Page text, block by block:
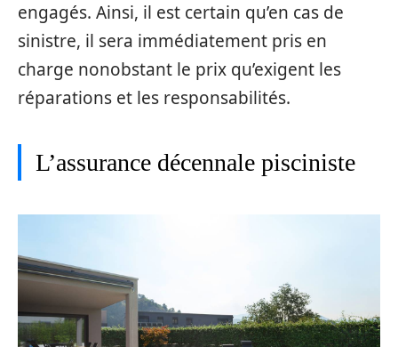
engagés. Ainsi, il est certain qu’en cas de
sinistre, il sera immédiatement pris en
charge nonobstant le prix qu’exigent les
réparations et les responsabilités.
L’assurance décennale pisciniste